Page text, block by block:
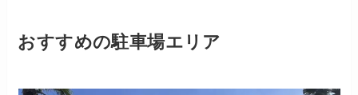
おすすめの駐車場エリア